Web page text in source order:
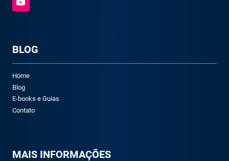
BLOG
Home
Blog
E-books e Guias
Contato
MAIS INFORMAÇÕES